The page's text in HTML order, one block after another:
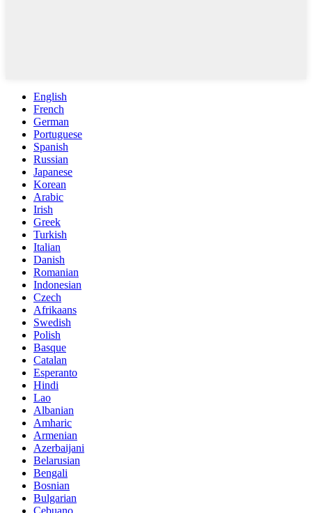
English
French
German
Portuguese
Spanish
Russian
Japanese
Korean
Arabic
Irish
Greek
Turkish
Italian
Danish
Romanian
Indonesian
Czech
Afrikaans
Swedish
Polish
Basque
Catalan
Esperanto
Hindi
Lao
Albanian
Amharic
Armenian
Azerbaijani
Belarusian
Bengali
Bosnian
Bulgarian
Cebuano